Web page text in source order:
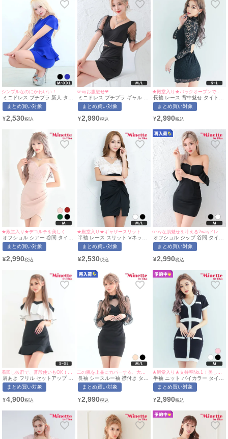
シンプルなのにかわいい！
ミニドレス プチプラ 新人 タイ
ト ペプラム セクシー 半袖 低
身長 谷間 青 キャバドレス (ひ
応) | myMinette/マイミネット
まとめ買い対象
¥2,530
sexyお腹魅せ❤︎
ミニドレス プチプラ ギャル タ
イト セクシー 半袖 シアー袖
谷間 ウエストカット 黒 キャバ
ズ対応) | myMinette/マイミネ
まとめ買い対象
¥2,990
★殿堂入り★バックオープンで大胆セクシー◎
長袖 レース 背中魅せ タイト
ミニドレス (せいせい着用/S~M
サイズ対応) | myMinette/マイ
まとめ買い対象
¥2,990
オフショル シアー 谷間 タイト
ミニドレス (ひなたまる着用/M
サイズ対応) | myMinette/マイ
まとめ買い対象
¥2,990
半袖 レース スリット Vネック
タイト ミニドレス (なぎ着
用/M~Lサイズ対応) |
まとめ買い対象
¥2,530
オフショル ジップ 谷間 タイト
ミニドレス (せいせい着用/Mサ
イズ対応) | myMinette/マイミ
まとめ買い対象
¥2,990
肩あき フリル セットアップ 胸
元隠し バイカラー タイト ミニ
ドレス (あおぽん着用/S~XLサ
ネット
まとめ買い対象
¥4,900
二の腕を上品にカバーする、大人可愛いミニドレス♡
長袖 シースルー袖 襟付き タイ
トドレス (今井アンジェリカ着
用/M~Lサイズ対応) |
まとめ買い対象
¥2,990
半袖 ニット バイカラー タイト
ドレス (せいせい着用/Mサイズ
対応) | myMinette/マイミネッ
まとめ買い対象
¥2,990